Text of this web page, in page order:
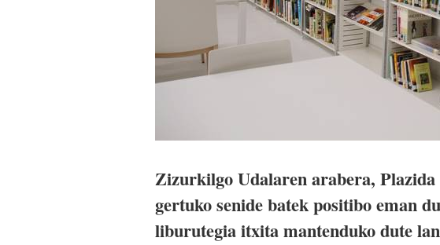
Zizurkilgo Udalaren arabera,
gertuko senide batek positibo eman
liburutegia itxita mantenduko dute